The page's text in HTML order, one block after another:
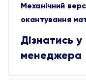
Механічний
окантування
Дізнатись у
менеджера